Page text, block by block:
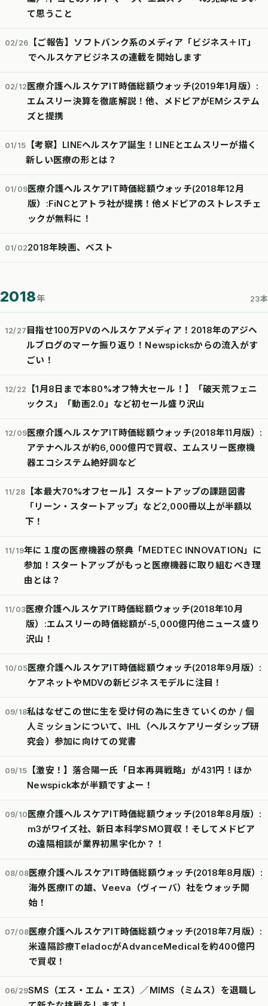
て思うこと
02/26
【ご報告】ソフトバンク系のメディア「ビジネス＋IT」
でヘルスケアビジネスの連載を開始します
02/12医療介護ヘルスケアIT時価総額ウォッチ(2019年1月版）:
エムスリー決算を徹底解説！他、メドピアがEMシステム
ズと提携
01/15
【考察】LINEヘルスケア誕生！LINEとエムスリーが描く
新しい医療の形とは？
01/09医療介護ヘルスケアIT時価総額ウォッチ(2018年12月
版）:FiNCとアトラ社が提携！他メドピアのストレスチェ
ックが無料に！
01/022018年映画、ベスト
2018年 23本
12/27 目指せ100万PVのヘルスケアメディア！2018年のアジヘ
ルブログのマーケ振り返り！Newspicksからの流入がす
ごい！
12/22
【1月8日まで本80%オフ特大セール！】「破天荒フェニ
ックス」「動画2.0」など初セール盛り沢山
12/09医療介護ヘルスケアIT時価総額ウォッチ(2018年11月版）:
アテナヘルスが約6,000億円で買収、エムスリー医療機
器エコシステム絶好調など
11/28
【本最大70%オフセール】スタートアップの課題図書
「リーン・スタートアップ」など2,000冊以上が半額以
下！
11/19年に１度の医療機器の祭典「MEDTEC INNOVATION」に
参加！スタートアップがもっと医療機器に取り組むべき理
由とは？
11/03医療介護ヘルスケアIT時価総額ウォッチ(2018年10月
版）:エムスリーの時価総額が-5,000億円他ニュース盛り
沢山！
10/05医療介護ヘルスケアIT時価総額ウォッチ(2018年9月版）:
ケアネットやMDVの新ビジネスモデルに注目！
09/18私はなぜこの世に生を受け何の為に生きていくのか / 個
人ミッションについて、IHL（ヘルスケアリーダシップ研
究会）参加に向けての覚書
09/15
【激安！】落合陽一氏「日本再興戦略」が431円！ほか
Newspick本が半額ですよー！
09/10医療介護ヘルスケアIT時価総額ウォッチ(2018年8月版）:
m3がワイズ社、新日本科学SMO買収！そしてメドピア
の遠隔相談が業界初黒字化か？！
08/08医療介護ヘルスケアIT時価総額ウォッチ(2018年8月版）:
海外医療ITの雄、Veeva（ヴィーバ）社をウォッチ開
始！
07/08医療介護ヘルスケアIT時価総額ウォッチ(2018年7月版）:
米遠隔診療TeladocがAdvanceMedicalを約400億円
で買収！
06/29SMS（エス・エム・エス）／MIMS（ミムス）を退職し